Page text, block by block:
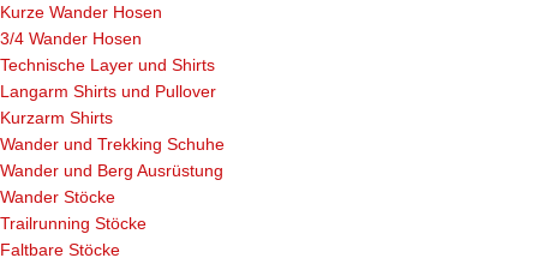
Kurze Wander Hosen
3/4 Wander Hosen
Technische Layer und Shirts
Langarm Shirts und Pullover
Kurzarm Shirts
Wander und Trekking Schuhe
Wander und Berg Ausrüstung
Wander Stöcke
Trailrunning Stöcke
Faltbare Stöcke